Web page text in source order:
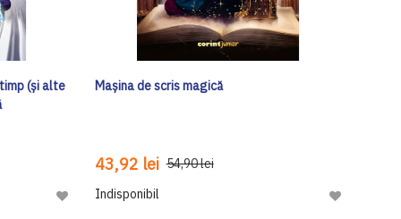
(și alte
Adaugă
Mașina de scris magică
43,92 lei 54,90 lei
Indisponibil
Adaugă